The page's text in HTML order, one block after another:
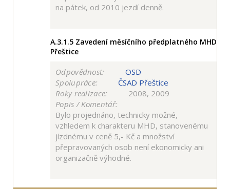
na pátek, od 2010 jezdí denně.
A.3.1.5 Zavedení měsíčního předplatného MHD
Přeštice
Odpovědnost:
OSD
Spolupráce:
ČSAD Přeštice
Roky realizace:
2008, 2009
Popis / Komentář:
Bylo projednáno, technicky možné,
vzhledem k charakteru MHD, stanovenému
jízdnému v ceně 5,- Kč a množství
přepravovaných osob není ekonomicky ani
organizačně výhodné.